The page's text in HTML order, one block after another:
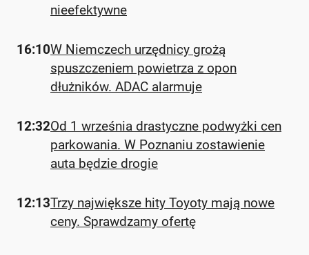
nieefektywne
16:10W Niemczech urzędnicy grożą
spuszczeniem powietrza z opon
dłużników. ADAC alarmuje
12:32Od 1 września drastyczne podwyżki cen
parkowania. W Poznaniu zostawienie
auta będzie drogie
12:13Trzy największe hity Toyoty mają nowe
ceny. Sprawdzamy ofertę